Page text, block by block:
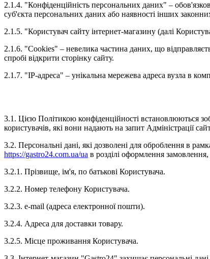
2.1.4. "Конфіденційність персональних даних" –
суб'єкта персональних даних або наявності інших
2.1.5. "Користувач сайту інтернет-магазину (далі
2.1.6. "Cookies" – невелика частина даних, що
спробі відкрити сторінку сайту.
2.1.7. "IP-адреса" – унікальна мережева адреса вузла в
3.1. Цією Політикою конфіденційності встановлюються
користувачів, які вони надають на запит Адміністрації
3.2. Персональні дані, які дозволені для оброблення в
https://gastro24.com.ua/ua в розділі оформлення
3.2.1. Прізвище, ім'я, по батькові Користувача.
3.2.2. Номер телефону Користувача.
3.2.3. e-mail (адреса електронної пошти).
3.2.4. Адреса для доставки товару.
3.2.5. Місце проживання Користувача.